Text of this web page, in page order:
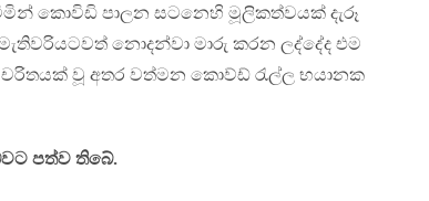
කොවිඩි පාලන සටනෙහි මූලිකත්වයක් දැරූ
නොදන්වා මාරු කරන ලද්දේද එම
වූ අතර වත්මන කොව්ඩ් රැල්ල භයානක
පත්ව තිබේ.